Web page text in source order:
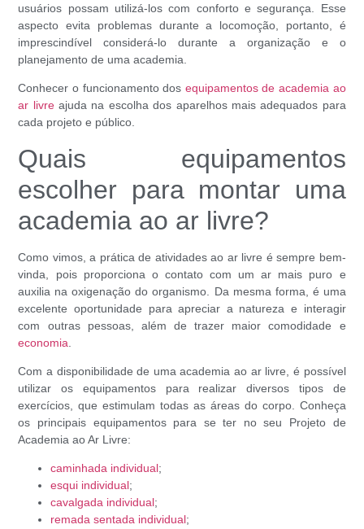
usuários possam utilizá-los com conforto e segurança. Esse
aspecto evita problemas durante a locomoção, portanto, é
imprescindível considerá-lo durante a organização e o
planejamento de uma academia.
Conhecer o funcionamento dos equipamentos de academia ao
ar livreajuda na escolha dos aparelhos mais adequados para
cada projeto e público.
Quais equipamentos
escolher para montar uma
academia ao ar livre?
Como vimos, a prática de atividades ao ar livre é sempre bem-
vinda, pois proporciona o contato com um ar mais puro e
auxilia na oxigenação do organismo. Da mesma forma, é uma
excelente oportunidade para apreciar a natureza e interagir
com outras pessoas, além de trazer maior comodidade e
economia
Com a disponibilidade de uma academia ao ar livre, é possível
utilizar os equipamentos para realizar diversos tipos de
exercícios, que estimulam todas as áreas do corpo. Conheça
os principais equipamentos para se ter no seu Projeto de
Academia ao Ar Livre:
caminhada individual;
esqui individual;
cavalgada individual;
remada sentada individual;